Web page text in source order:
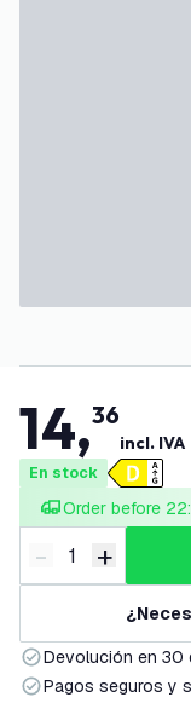
14,36
incl. IVA
En stock
Order before
Disminuir
- +
Devolución en 30
Pagos seguros y